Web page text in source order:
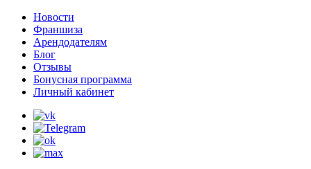
Новости
Франшиза
Арендодателям
Блог
Отзывы
Бонусная программа
Личный кабинет